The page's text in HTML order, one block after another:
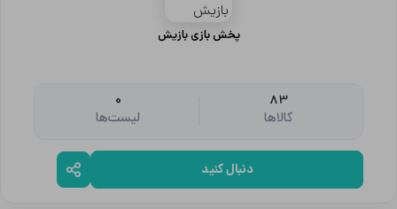
پخش بازی بازیش
83
کالاها
0
لیست‌ها
دنبال کنید